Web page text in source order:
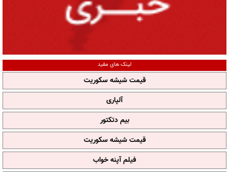
لینک های مفید
قیمت شیشه سکوریت
آلپاری
بیم دتکتور
قیمت شیشه سکوریت
فیلم آپنه خواب